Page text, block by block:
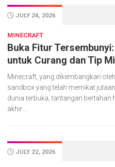
JULY 24, 2026
MINECRAFT
Buka Fitur
untuk Curang dan Tip
Minecraft, yang dikembangkan
sandbox yang telah memikat
dunia terbuka, tantangan bertahan
akhir....
JULY 22, 2026